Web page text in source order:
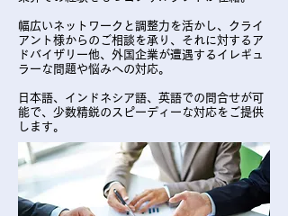
幅広いネットワークと調整力を活かし、クライ
アント様からのご相談を承り、それに対するア
ドバイザリー他、外国企業が遭遇するイレギュ
ラーな問題や悩みへの対応。
日本語、インドネシア語、英語での問合せが可
能で、少数精鋭のスピーディーな対応をご提供
します。